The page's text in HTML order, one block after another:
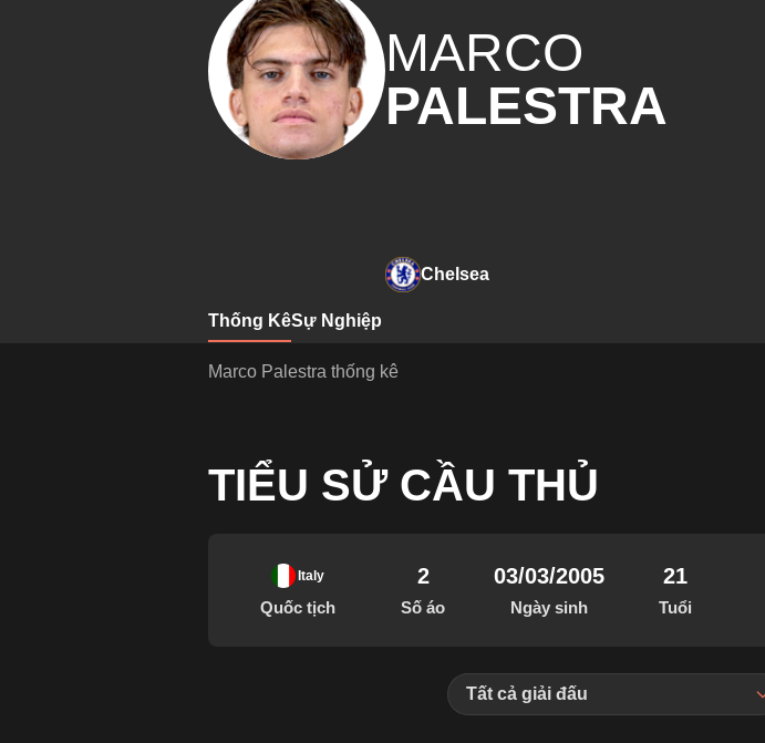
MARCO
PALESTRA
Chelsea
Thống KêSự Nghiệp
Marco Palestra thống kê
TIỂU SỬ CẦU THỦ
Italy
Quốc tịch
2
Số áo
03/03/2005
Ngày sinh
21
Tuổi
Tất cả giải đấu